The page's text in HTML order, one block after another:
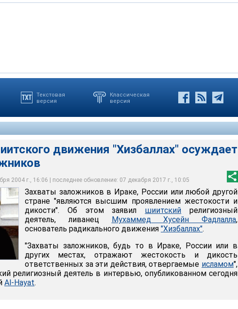
Текстовая
версия
Классическая
версия
движения "Хизбаллах" осуждает
2004 г., 16:06 | последнее обновление: 07 декабря 2017 г., 10:05
в Ираке, России или любой другой стране "являются высшим
и дикости", - заявил основатель радикального шиитского
аятолла Фадлалла Мухаммед Хусейн
Захваты заложников в Ираке, России или любой другой
стране "являются высшим проявлением жестокости и
дикости". Об этом заявил шиитский религиозный
деятель, ливанец Мухаммед Хусейн Фадлалла,
основатель радикального движения "Хизбаллах".
"Захваты заложников, будь то в Ираке, России или в
других местах, отражают жестокость и дикость
ответственных за эти действия, отвергаемые исламом",
религиозный деятель в интервью, опубликованном сегодня
Al-Hayat.